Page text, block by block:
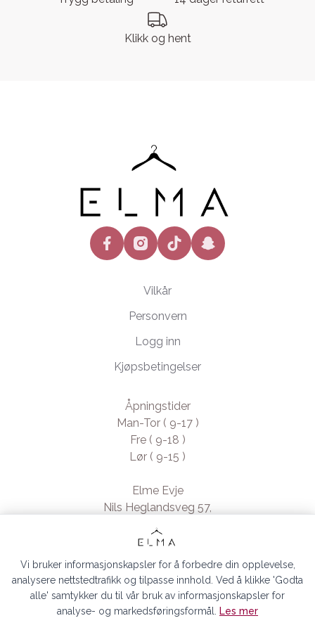
Klikk og hent
facebookinstagramtiktok snapchat
Vilkår
Personvern
Logg inn
Kjøpsbetingelser
Åpningstider
Man-Tor ( 9-17 )
Fre ( 9-18 )
Lør ( 9-15 )
Elme Evje
Nils Heglandsveg 57,
4735 Evje, Norway
- Org. nr. 923370994
Vi bruker informasjonskapsler for å forbedre din opplevelse,
analysere nettstedtrafikk og tilpasse innhold. Ved å klikke 'Godta
alle' samtykker du til vår bruk av informasjonskapsler for
analyse- og markedsføringsformål.
Les mer